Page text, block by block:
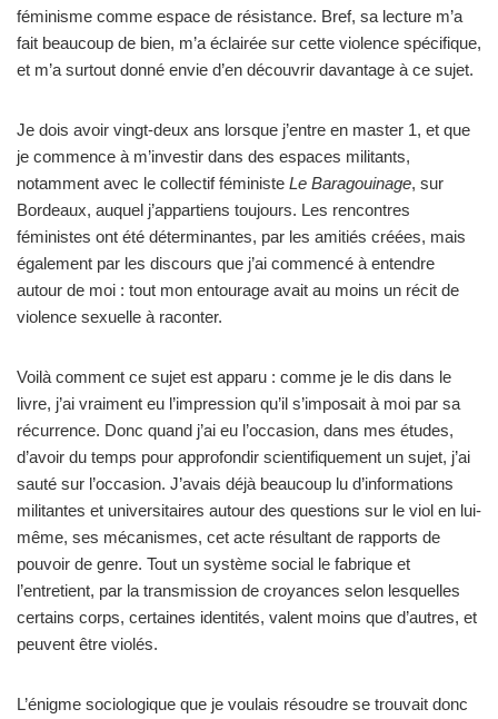
féminisme comme espace de résistance. Bref, sa lecture m’a
fait beaucoup de bien, m’a éclairée sur cette violence spécifique,
et m’a surtout donné envie d’en découvrir davantage à ce sujet.
Je dois avoir vingt-deux ans lorsque j’entre en master 1, et que
je commence à m’investir dans des espaces militants,
notamment avec le collectif féministe Le Baragouinage, sur
Bordeaux, auquel j’appartiens toujours. Les rencontres
féministes ont été déterminantes, par les amitiés créées, mais
également par les discours que j’ai commencé à entendre
autour de moi : tout mon entourage avait au moins un récit de
violence sexuelle à raconter.
Voilà comment ce sujet est apparu : comme je le dis dans le
livre, j’ai vraiment eu l’impression qu’il s’imposait à moi par sa
récurrence. Donc quand j’ai eu l’occasion, dans mes études,
d’avoir du temps pour approfondir scientifiquement un sujet, j’ai
sauté sur l’occasion. J’avais déjà beaucoup lu d’informations
militantes et universitaires autour des questions sur le viol en lui-
même, ses mécanismes, cet acte résultant de rapports de
pouvoir de genre. Tout un système social le fabrique et
l’entretient, par la transmission de croyances selon lesquelles
certains corps, certaines identités, valent moins que d’autres, et
peuvent être violés.
L’énigme sociologique que je voulais résoudre se trouvait donc